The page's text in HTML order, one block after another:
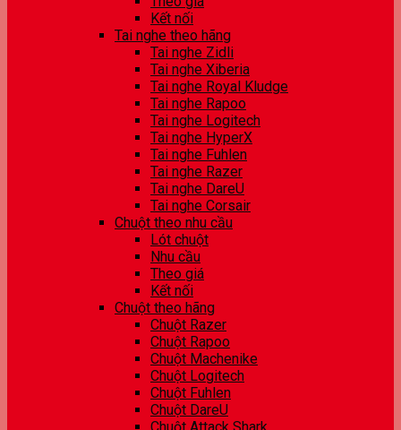
Kết nối
Tai nghe theo hãng
Tai nghe Zidli
Tai nghe Xiberia
Tai nghe Royal Kludge
Tai nghe Rapoo
Tai nghe Logitech
Tai nghe HyperX
Tai nghe Fuhlen
Tai nghe Razer
Tai nghe DareU
Tai nghe Corsair
Chuột theo nhu cầu
Lót chuột
Nhu cầu
Theo giá
Kết nối
Chuột theo hãng
Chuột Razer
Chuột Rapoo
Chuột Machenike
Chuột Logitech
Chuột Fuhlen
Chuột DareU